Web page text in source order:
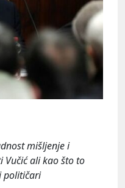
mišljenje i
Vučić ali kao što to
političari